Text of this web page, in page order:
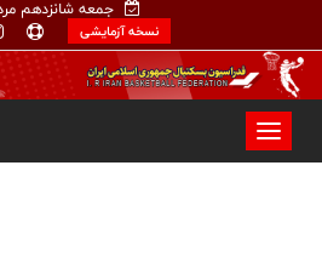
جمعه شانزدهم
نسخه آزمایشی